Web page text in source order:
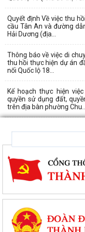
Quyết định Về việc thu
cầu Tân An và đường
Hải Dương (địa...
Thông báo về việc di
thu hồi thực hiện dự án
nối Quốc lộ 18...
Kế hoạch thực hiện
quyền sử dụng đất,
trên địa bàn phường Chu...